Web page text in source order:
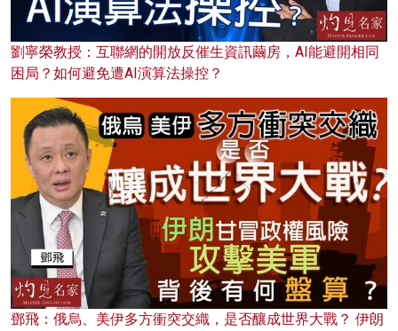
劉寧榮教授：互聯網的開放反催生資訊繭房，AI能避開相同
困局？如何避免遭AI演算法操控？
鄧飛：俄烏、美伊多方衝突交織，是否釀成世界大戰？ 伊朗